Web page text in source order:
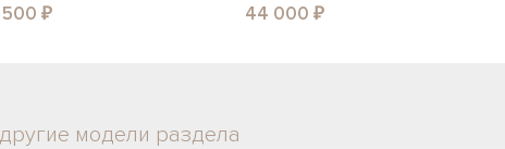
500 ₽ 44 000 ₽
другие модели раздела